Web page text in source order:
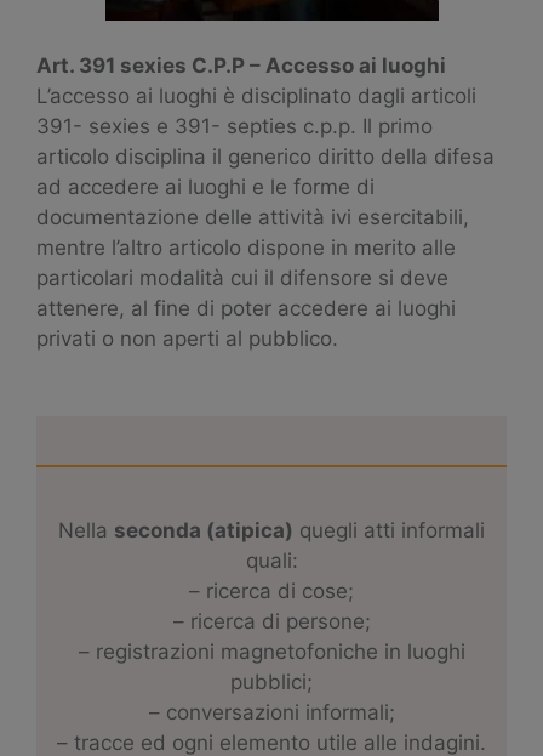
Art. 391 sexies C.P.P – Accesso ai luoghi
L’accesso ai luoghi è disciplinato dagli articoli
391- sexies e 391- septies c.p.p. Il primo
articolo disciplina il generico diritto della difesa
ad accedere ai luoghi e le forme di
documentazione delle attività ivi esercitabili,
mentre l’altro articolo dispone in merito alle
particolari modalità cui il difensore si deve
attenere, al fine di poter accedere ai luoghi
privati o non aperti al pubblico.
Nella seconda (atipica) quegli atti informali
quali:
– ricerca di cose;
– ricerca di persone;
– registrazioni magnetofoniche in luoghi
pubblici;
– conversazioni informali;
– tracce ed ogni elemento utile alle indagini.